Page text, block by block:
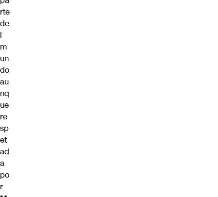
rte
de
l
m
un
do
au
nq
ue
re
sp
et
ad
a
po
r